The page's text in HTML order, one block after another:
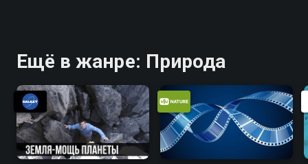
Ещё в жанре: Природа